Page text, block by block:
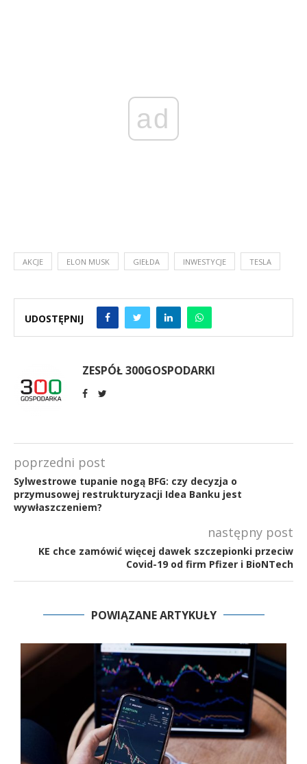
ad
AKCJE ELON MUSK GIEŁDA INWESTYCJE TESLA
UDOSTĘPNIJ
ZESPÓŁ 300GOSPODARKI
poprzedni post
Sylwestrowe tupanie nogą BFG: czy decyzja o
przymusowej restrukturyzacji Idea Banku jest
wywłaszczeniem?
następny post
KE chce zamówić więcej dawek szczepionki przeciw
Covid-19 od firm Pfizer i BioNTech
POWIĄZANE ARTYKUŁY